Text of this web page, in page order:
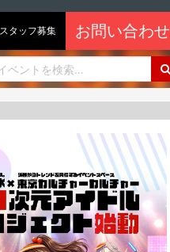
スタッフ募集 お問い合わせ